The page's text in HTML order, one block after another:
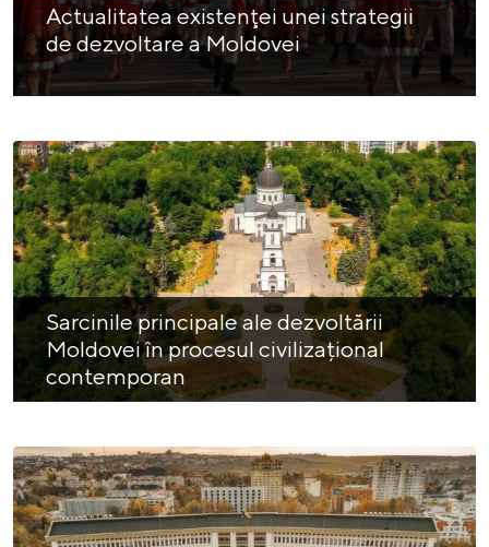
Actualitatea existenţei unei strategii
de dezvoltare a Moldovei
Sarcinile principale ale dezvoltării
Moldovei în procesul civilizațional
contemporan